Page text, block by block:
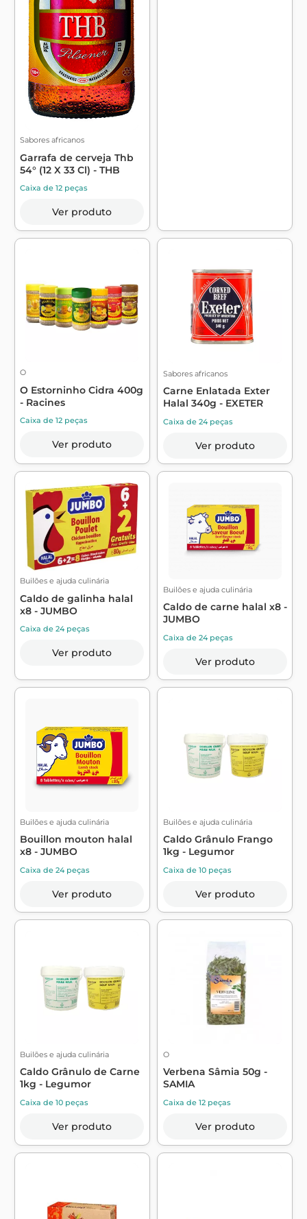
Sabores africanos
Garrafa de cerveja Thb
54° (12 X 33 Cl) - THB
Caixa de 12 peças
Ver produto
O
O Estorninho Cidra 400g
- Racines
Caixa de 12 peças
Ver produto
Sabores africanos
Carne Enlatada Exter
Halal 340g - EXETER
Caixa de 24 peças
Ver produto
Builões e ajuda culinária
Caldo de galinha halal
x8 - JUMBO
Caixa de 24 peças
Ver produto
Builões e ajuda culinária
Caldo de carne halal x8 -
JUMBO
Caixa de 24 peças
Ver produto
Builões e ajuda culinária
Bouillon mouton halal
x8 - JUMBO
Caixa de 24 peças
Ver produto
Builões e ajuda culinária
Caldo Grânulo Frango
1kg - Legumor
Caixa de 10 peças
Ver produto
Builões e ajuda culinária
Caldo Grânulo de Carne
1kg - Legumor
Caixa de 10 peças
Ver produto
O
Verbena Sâmia 50g -
SAMIA
Caixa de 12 peças
Ver produto